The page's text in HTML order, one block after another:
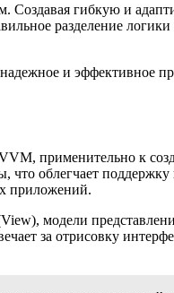
Создавая гибкую и
разделение
и эффективное
применительно к
что облегчает
приложений.
модели
за отрисовку